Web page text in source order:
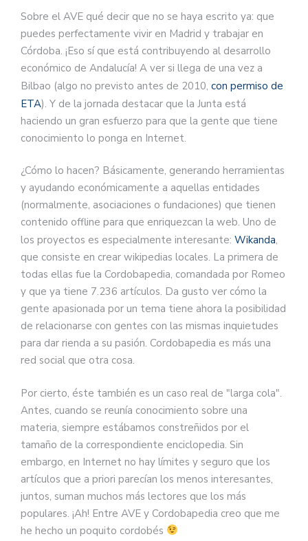
Sobre el AVE qué decir que no se haya escrito ya: que
puedes perfectamente vivir en Madrid y trabajar en
Córdoba. ¡Eso sí que está contribuyendo al desarrollo
económico de Andalucía! A ver si llega de una vez a
Bilbao (algo no previsto antes de 2010, con permiso de
ETA). Y de la jornada destacar que la Junta está
haciendo un gran esfuerzo para que la gente que tiene
conocimiento lo ponga en Internet.
¿Cómo lo hacen? Básicamente, generando herramientas
y ayudando económicamente a aquellas entidades
(normalmente, asociaciones o fundaciones) que tienen
contenido offline para que enriquezcan la web. Uno de
los proyectos es especialmente interesante: Wikanda,
que consiste en crear wikipedias locales. La primera de
todas ellas fue la Cordobapedia, comandada por Romeo
y que ya tiene 7.236 artículos. Da gusto ver cómo la
gente apasionada por un tema tiene ahora la posibilidad
de relacionarse con gentes con las mismas inquietudes
para dar rienda a su pasión. Cordobapedia es más una
red social que otra cosa.
Por cierto, éste también es un caso real de "larga cola".
Antes, cuando se reunía conocimiento sobre una
materia, siempre estábamos constreñidos por el
tamaño de la correspondiente enciclopedia. Sin
embargo, en Internet no hay límites y seguro que los
artículos que a priori parecían los menos interesantes,
juntos, suman muchos más lectores que los más
populares. ¡Ah! Entre AVE y Cordobapedia creo que me
he hecho un poquito cordobés